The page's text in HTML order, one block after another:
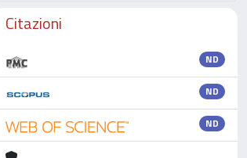
Citazioni
ND
ND
ND